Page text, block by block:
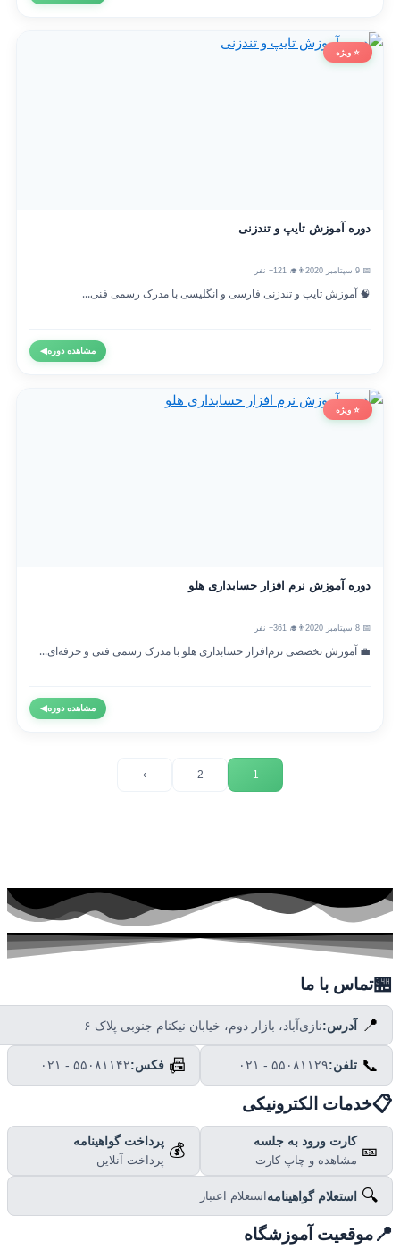
⭐ ویژه
دوره آموزش تایپ و تندزنی
👨‍🎓 121+ نفر
🧠 آموزش تایپ و تندزنی فارسی و انگلیسی با مدرک رسمی فنی...
مشاهده دوره◀
⭐ ویژه
دوره آموزش نرم افزار حسابداری هلو
👨‍🎓 361+ نفر
💼 آموزش تخصصی نرم‌افزار حسابداری هلو با مدرک رسمی فنی و حرفه‌ای...
مشاهده دوره◀
تماس با ما
📍 آدرس:نازی‌آباد، بازار دوم، خیابان نیکنام جنوبی پلاک ۶
📞 تلفن:۰۲۱ - ۵۵۰۸۱۱۲۹ 📠 فکس:۰۲۱ - ۵۵۰۸۱۱۴۲
خدمات الکترونیکی
🎫 کارت ورود به جلسه
مشاهده و چاپ کارت
💰 پرداخت گواهینامه
پرداخت آنلاین
🔍 استعلام گواهینامهاستعلام اعتبار
موقعیت آموزشگاه